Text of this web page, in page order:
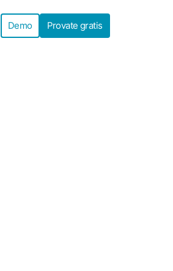
Demo Provate gratis